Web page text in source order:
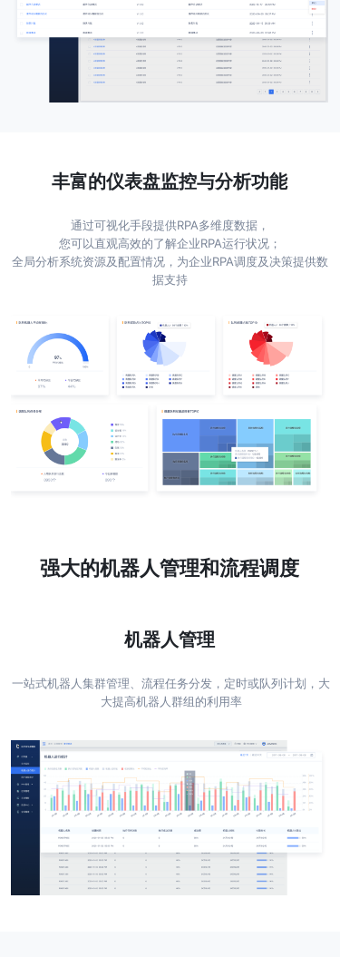
丰富的仪表盘监控与分析功能
通过可视化手段提供RPA多维度数据，
您可以直观高效的了解企业RPA运行状况；
全局分析系统资源及配置情况，为企业RPA调度及决策提供数
据支持
强大的机器人管理和流程调度
机器人管理
一站式机器人集群管理、流程任务分发，定时或队列计划，大
大提高机器人群组的利用率